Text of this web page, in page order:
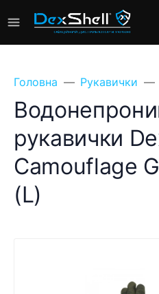
Головна Рукавички
рукавички
Camouflage
(L)